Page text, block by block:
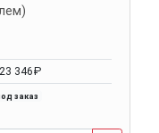
346₽
заказ